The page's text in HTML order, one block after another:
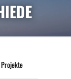
Projekte